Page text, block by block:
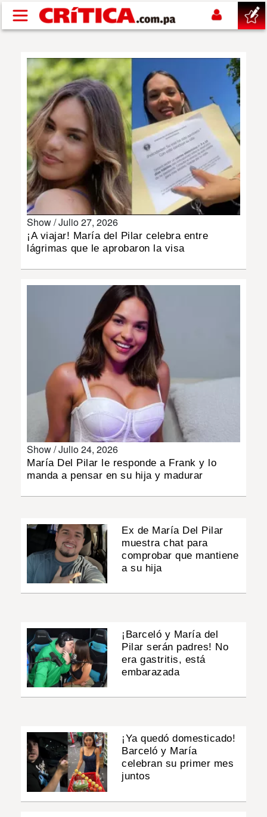
Pasar al contenido principal
SUCESOS
NACIONAL
POLÍTICA
SHOW
DEPORTES
MUNDO
Show /Julio 27, 2026
¡A viajar! María del Pilar celebra entre
lágrimas que le aprobaron la visa
Show /Julio 24, 2026
María Del Pilar le responde a Frank y lo
manda a pensar en su hija y madurar
Ex de María Del Pilar
muestra chat para
comprobar que mantiene
a su hija
¡Barceló y María del
Pilar serán padres! No
era gastritis, está
embarazada
¡Ya quedó domesticado!
Barceló y María
celebran su primer mes
juntos